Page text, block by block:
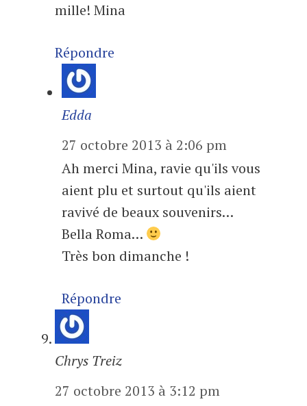
mille! Mina
Répondre
Edda
27 octobre 2013 à 2:06 pm
Ah merci Mina, ravie qu'ils vous
aient plu et surtout qu'ils aient
ravivé de beaux souvenirs…
Bella Roma…
Très bon dimanche !
Répondre
Chrys Treiz
27 octobre 2013 à 3:12 pm